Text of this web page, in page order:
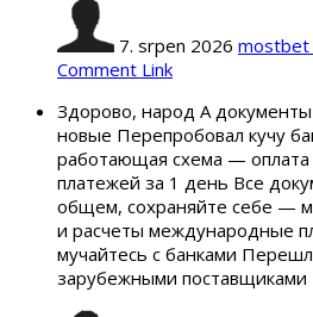
7. srpen 2026
Comment Link
Здорово, народ А
новые Перепробовал кучу
работающая схема —
платежей за 1 день Все
общем, сохраняйте себе —
и расчеты международные
мучайтесь с банками
зарубежными поставщиками